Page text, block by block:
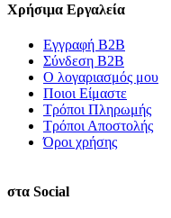
Χρήσιμα Εργαλεία
Εγγραφή Β2Β
Σύνδεση Β2Β
Ο λογαριασμός μου
Ποιοι Είμαστε
Τρόποι Πληρωμής
Τρόποι Αποστολής
Όροι χρήσης
στα Social